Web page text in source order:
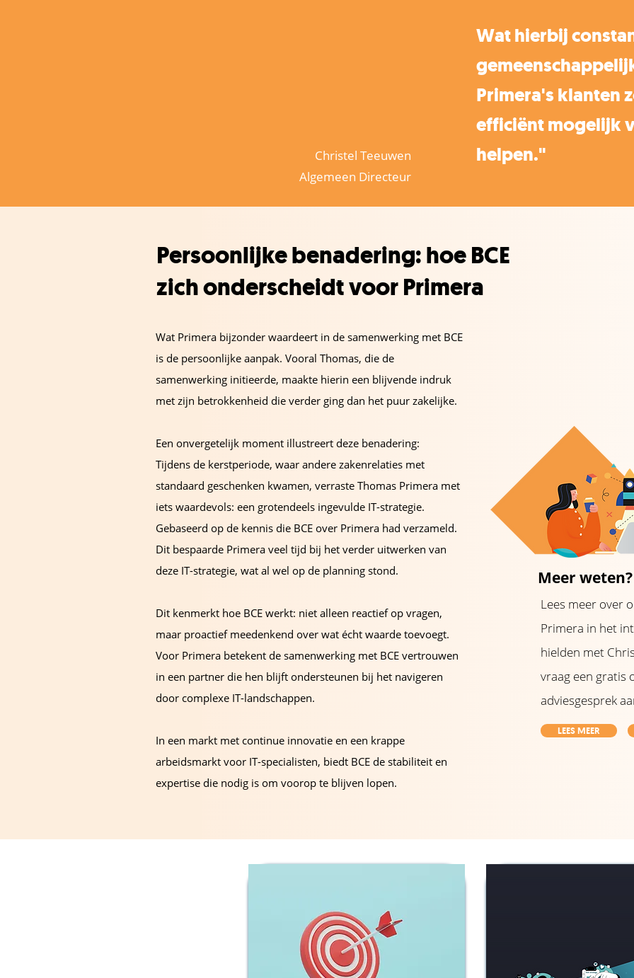
Christel Teeuwen
Algemeen Directeur
Wat hierbij
Primera's klanten
efficiënt mogelijk
helpen."
Persoonlijke benadering: hoe BCE
zich onderscheidt voor Primera
Wat Primera bijzonder waardeert in de samenwerking met BCE
is de persoonlijke aanpak. Vooral Thomas, die de
samenwerking initieerde, maakte hierin een blijvende indruk
met zijn betrokkenheid die verder ging dan het puur zakelijke.
Een onvergetelijk moment illustreert deze benadering:
Tijdens de kerstperiode, waar andere zakenrelaties met
standaard geschenken kwamen, verraste Thomas Primera met
iets waardevols: een grotendeels ingevulde IT-strategie.
Gebaseerd op de kennis die BCE over Primera had verzameld.
Dit bespaarde Primera veel tijd bij het verder uitwerken van
deze IT-strategie, wat al wel op de planning stond.
Dit kenmerkt hoe BCE werkt: niet alleen reactief op vragen,
maar proactief meedenkend over wat écht waarde toevoegt.
Voor Primera betekent de samenwerking met BCE vertrouwen
in een partner die hen blijft ondersteunen bij het navigeren
door complexe IT-landschappen.
In een markt met continue innovatie en een krappe
arbeidsmarkt voor IT-specialisten, biedt BCE de stabiliteit en
expertise die nodig is om voorop te blijven lopen.
Meer weten?
Lees meer over
Primera in het
hielden met
vraag een gratis
adviesgesprek
LEES MEER